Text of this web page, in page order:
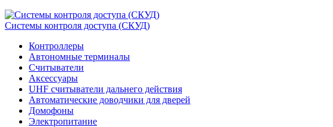
Системы контроля доступа (СКУД)
Контроллеры
Автономные терминалы
Считыватели
Аксессуары
UHF считыватели дальнего действия
Автоматические доводчики для дверей
Домофоны
Электропитание